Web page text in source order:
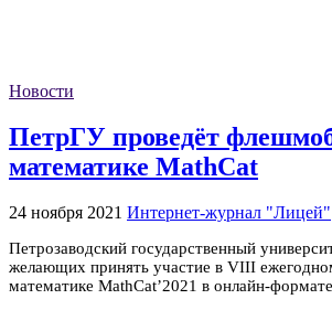
Новости
ПетрГУ проведёт
математике MathCat
24 ноября 2021 Интернет-журнал "Лицей"
Петрозаводский государственный
желающих принять участие в VIII
математике MathCat’2021 в онлайн-